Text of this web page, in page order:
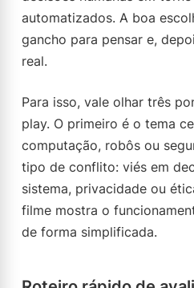
automatizados. A boa
gancho para pensar e,
real.
Para isso, vale olhar três
play. O primeiro é o tema
computação, robôs ou
tipo de conflito: viés em
sistema, privacidade ou
filme mostra o
de forma simplificada.